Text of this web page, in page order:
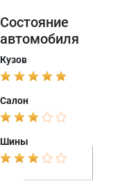
Состояние
автомобиля
Кузов
Салон
Шины